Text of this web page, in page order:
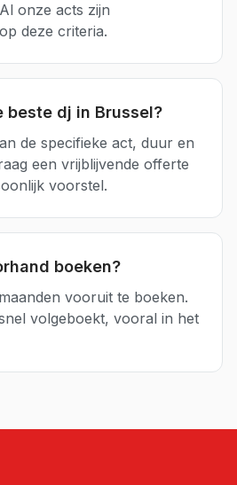
onze acts zijn
deze criteria.
beste dj in Brussel?
de specifieke act, duur en
een vrijblijvende offerte
voorstel.
boeken?
vooruit te boeken.
volgeboekt, vooral in het